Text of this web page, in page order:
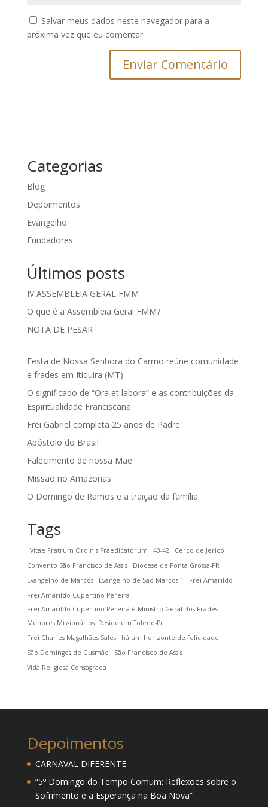
Salvar meus dados neste navegador para a
próxima vez que eu comentar.
Categorias
Blog
Depoimentos
Evangelho
Fundadores
Últimos posts
IV ASSEMBLEIA GERAL FMM
O que é a Assembleia Geral FMM?
NOTA DE PESAR
Festa de Nossa Senhora do Carmo reúne comunidade
e frades em Itiquira (MT)
O significado de “Ora et labora” e as contribuições da
Espiritualidade Franciscana
Frei Gabriel completa 25 anos de Padre
Apóstolo do Brasil
Falecimento de nossa Mãe
Missão no Amazonas
O Domingo de Ramos e a traição da família
Tags
"Vitae Fratrum Ordinis Praedicatorum 40-42
Cerco de Jericó
Convento São Francisco de Assis
Diocese de Ponta Grossa-PR
Evangelho de Marcos
Evangelho de São Marcos 1
Frei Amarildo
Frei Amarildo Cupertino Pereira
Frei Amarildo Cupertino Pereira é Ministro Geral dos Frades
Menores Missionários. Reside em Toledo-Pr
Frei Charles Magalhães Sales
há um horizonte de felicidade
São Domingos de Gusmão
São Francisco de Assis
Vida Religiosa Consagrada
Depoimentos
CARNAVAL DIFERENTE
“5º Domingo do Tempo Comum: Reflexões sobre o
Sofrimento e a Esperança na Boa Nova”